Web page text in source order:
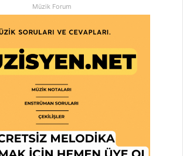
Müzik Forum